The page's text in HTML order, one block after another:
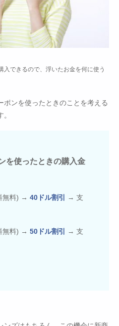
入できるので、浮いたお金を何に使う
ンを使ったときのことを考える
を使ったときの購入金
無料) → 40ドル割引
→ 支
無料) → 50ドル割引
→ 支